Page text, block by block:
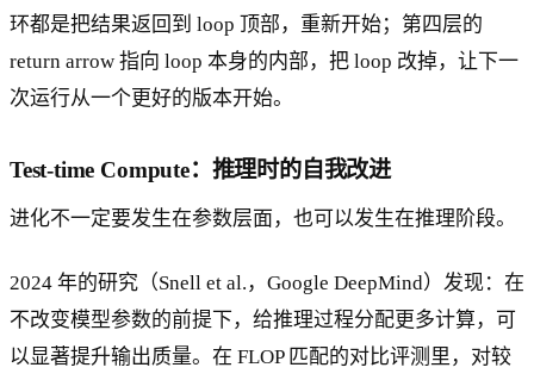
环都是把结果返回到 loop 顶部，重新开始；第四层的
return arrow 指向 loop 本身的内部，把 loop 改掉，让下一
次运行从一个更好的版本开始。
Test-time Compute：推理时的自我改进
进化不一定要发生在参数层面，也可以发生在推理阶段。
2024 年的研究（Snell et al.，Google DeepMind）发现：在
不改变模型参数的前提下，给推理过程分配更多计算，可
以显著提升输出质量。在 FLOP 匹配的对比评测里，对较